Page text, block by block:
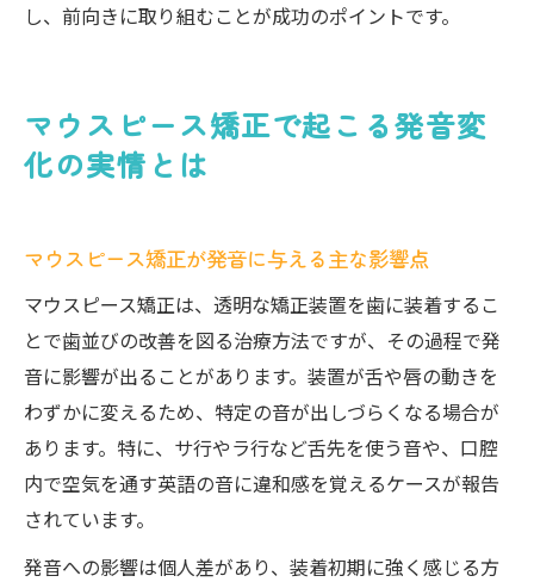
し、前向きに取り組むことが成功のポイントです。
マウスピース矯正で起こる発音変
化の実情とは
マウスピース矯正が発音に与える主な影響点
マウスピース矯正は、透明な矯正装置を歯に装着するこ
とで歯並びの改善を図る治療方法ですが、その過程で発
音に影響が出ることがあります。装置が舌や唇の動きを
わずかに変えるため、特定の音が出しづらくなる場合が
あります。特に、サ行やラ行など舌先を使う音や、口腔
内で空気を通す英語の音に違和感を覚えるケースが報告
されています。
発音への影響は個人差があり、装着初期に強く感じる方